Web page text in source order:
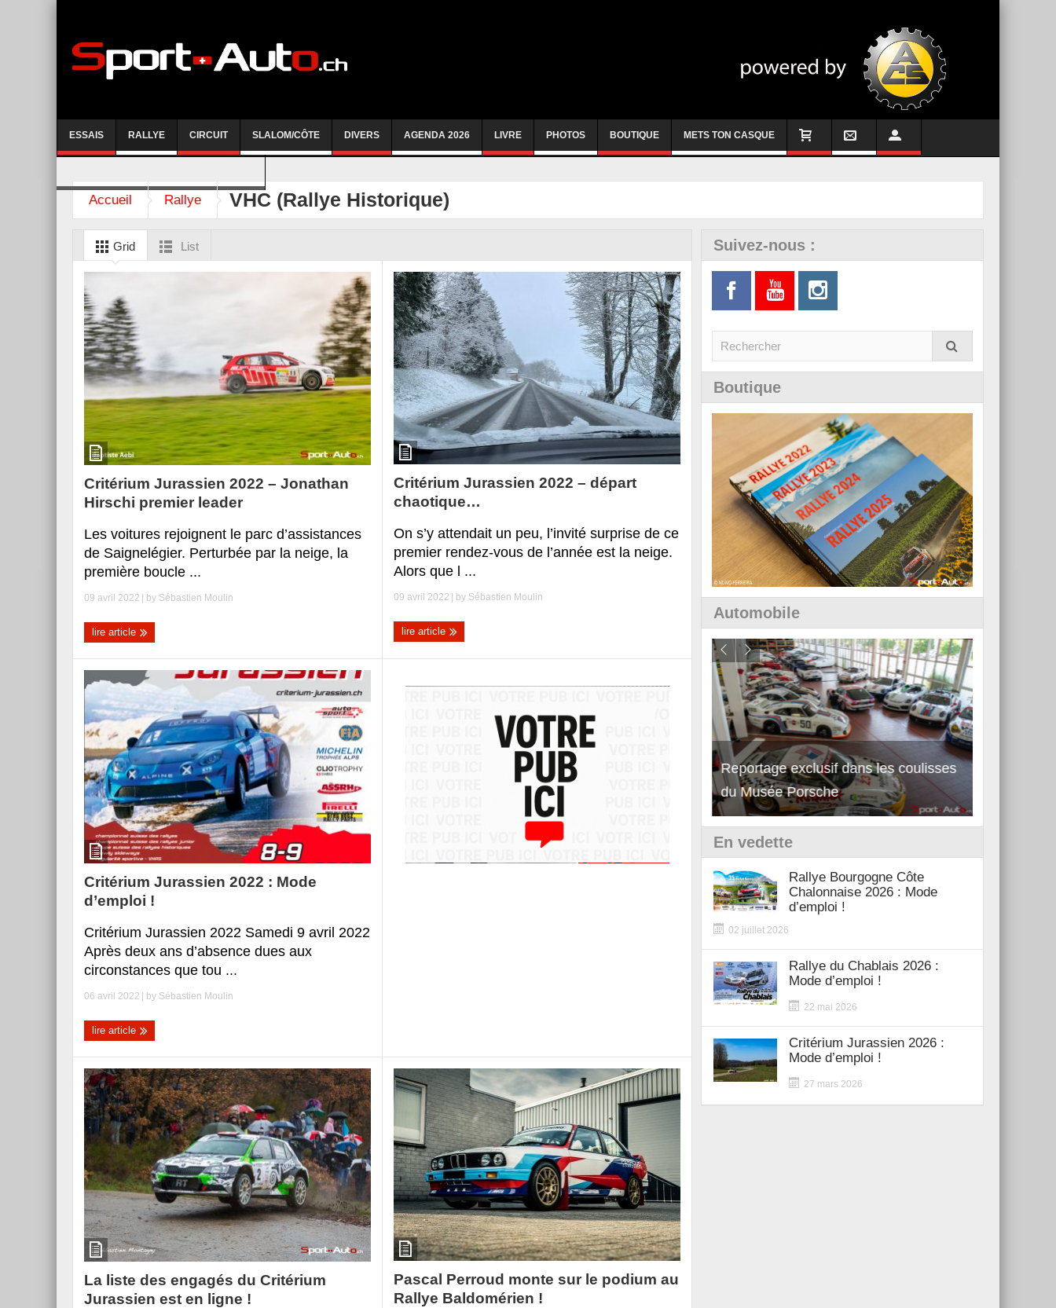
ESSAIS RALLYE CIRCUIT SLALOM/CÔTE DIVERS AGENDA 2026 LIVRE PHOTOS BOUTIQUE METS TON CASQUE
Accueil Rallye VHC (Rallye Historique)
Grid List
Critérium Jurassien 2022 – Jonathan
Hirschi premier leader
Les voitures rejoignent le parc d’assistances
de Saignelégier. Perturbée par la neige, la
première boucle ...
09 avril 2022 | by Sébastien Moulin
lire article
Critérium Jurassien 2022 – départ
chaotique…
On s’y attendait un peu, l’invité surprise de ce
premier rendez-vous de l’année est la neige.
Alors que l ...
09 avril 2022 | by Sébastien Moulin
lire article
Critérium Jurassien 2022 : Mode
d’emploi !
Critérium Jurassien 2022 Samedi 9 avril 2022
Après deux ans d’absence dues aux
circonstances que tou ...
06 avril 2022 | by Sébastien Moulin
lire article
La liste des engagés du Critérium
Jurassien est en ligne !
Pascal Perroud monte sur le podium au
Rallye Baldomérien !
Suivez-nous :
Boutique
Automobile
Essai – Morgan Supersport
Reportage exclusif dans les coulisses
du Musée Porsche
Découverte de la nouvelle Ferrari
12Cilindri Manuale
En vedette
Rallye Bourgogne Côte
Chalonnaise 2026 : Mode
d’emploi !
02 juillet 2026
Rallye du Chablais 2026 :
Mode d’emploi !
22 mai 2026
Critérium Jurassien 2026 :
Mode d’emploi !
27 mars 2026